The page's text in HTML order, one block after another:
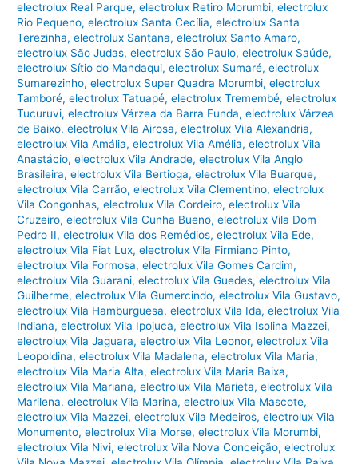
electrolux Real Parque,electrolux Retiro Morumbi,electrolux
Rio Pequeno,electrolux Santa Cecília,electrolux Santa
Terezinha,electrolux Santana,electrolux Santo Amaro,
electrolux São Judas,electrolux São Paulo,electrolux Saúde,
electrolux Sítio do Mandaqui,electrolux Sumaré,electrolux
Sumarezinho,electrolux Super Quadra Morumbi,electrolux
Tamboré,electrolux Tatuapé,electrolux Tremembé,electrolux
Tucuruvi,electrolux Várzea da Barra Funda,electrolux Várzea
de Baixo,electrolux Vila Airosa,electrolux Vila Alexandria,
electrolux Vila Amália,electrolux Vila Amélia,electrolux Vila
Anastácio,electrolux Vila Andrade,electrolux Vila Anglo
Brasileira,electrolux Vila Bertioga,electrolux Vila Buarque,
electrolux Vila Carrão,electrolux Vila Clementino,electrolux
Vila Congonhas,electrolux Vila Cordeiro,electrolux Vila
Cruzeiro,electrolux Vila Cunha Bueno,electrolux Vila Dom
Pedro II,electrolux Vila dos Remédios,electrolux Vila Ede,
electrolux Vila Fiat Lux,electrolux Vila Firmiano Pinto,
electrolux Vila Formosa,electrolux Vila Gomes Cardim,
electrolux Vila Guarani,electrolux Vila Guedes,electrolux Vila
Guilherme,electrolux Vila Gumercindo,electrolux Vila Gustavo,
electrolux Vila Hamburguesa,electrolux Vila Ida,electrolux Vila
Indiana,electrolux Vila Ipojuca,electrolux Vila Isolina Mazzei,
electrolux Vila Jaguara,electrolux Vila Leonor,electrolux Vila
Leopoldina,electrolux Vila Madalena,electrolux Vila Maria,
electrolux Vila Maria Alta,electrolux Vila Maria Baixa,
electrolux Vila Mariana,electrolux Vila Marieta,electrolux Vila
Marilena,electrolux Vila Marina,electrolux Vila Mascote,
electrolux Vila Mazzei,electrolux Vila Medeiros,electrolux Vila
Monumento,electrolux Vila Morse,electrolux Vila Morumbi,
electrolux Vila Nivi,electrolux Vila Nova Conceição,electrolux